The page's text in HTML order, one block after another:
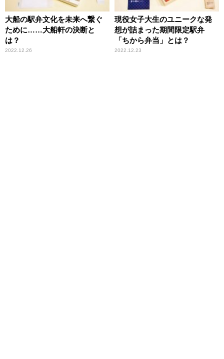
大船の駅弁文化を未来へ繋ぐ
ために……大船軒の決断と
は？
2022.12.26
現役女子大生のユニークな発
想が詰まった期間限定駅弁
「ちから弁当」とは？
2022.12.23